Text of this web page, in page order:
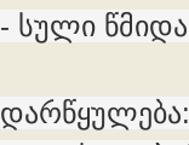
- სული
დარწყულება: